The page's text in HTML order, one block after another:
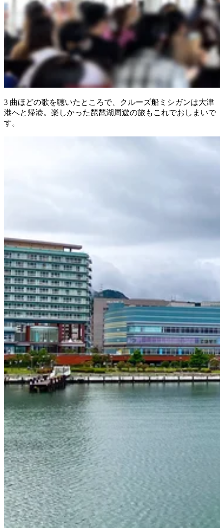
3 曲ほどの歌を聴いたところで、クルーズ船ミシガンは大津
港へと帰港。楽しかった琵琶湖周遊の旅もこれでおしまいで
す。